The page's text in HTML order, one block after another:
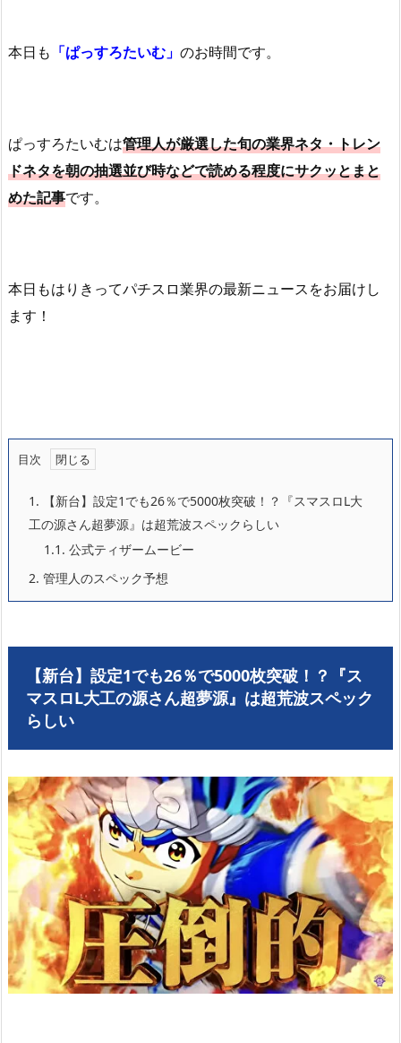
本日も 「ぱっすろたいむ」 のお時間です。
ぱっすろたいむは管理人が厳選した旬の業界ネタ・トレン
ドネタを朝の抽選並び時などで読める程度にサクッとまと
めた記事です。
本日もはりきってパチスロ業界の最新ニュースをお届けし
ます！
目次
1. 【新台】設定1でも26％で5000枚突破！？『スマスロL大
工の源さん超夢源』は超荒波スペックらしい
1.1. 公式ティザームービー
2. 管理人のスペック予想
【新台】設定1でも26％で5000枚突破！？『ス
マスロL大工の源さん超夢源』は超荒波スペック
らしい